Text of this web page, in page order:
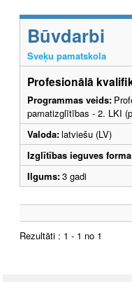
Būvdarbi
Sveķu pamatskola
Profesionālā
Programmas veids:
pamatizglītības - 2. LKI
Valoda:latviešu (LV)
Izglītības ieguves
Ilgums:3 gadi
Rezultāti : 1 - 1 no 1